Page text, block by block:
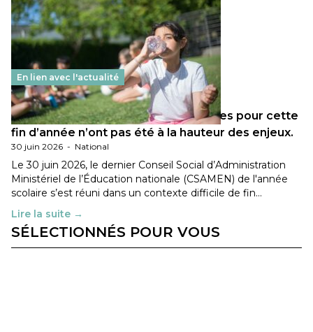
En lien avec l'actualité
Les décisions ministérielles attendues pour cette
fin d’année n’ont pas été à la hauteur des enjeux.
30 juin 2026 - National
Le 30 juin 2026, le dernier Conseil Social d’Administration
Ministériel de l’Éducation nationale (CSAMEN) de l'année
scolaire s’est réuni dans un contexte difficile de fin…
Lire la suite →
SÉLECTIONNÉS POUR VOUS